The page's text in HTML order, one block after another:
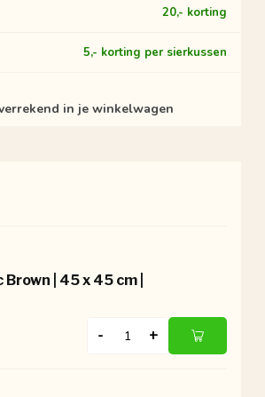
20,- korting
5,- korting per sierkussen
in je winkelwagen
| 45 x 45 cm |
- +